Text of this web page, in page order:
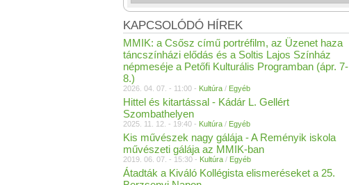
KAPCSOLÓDÓ HÍREK
MMIK: a Csősz című portréfilm, az Üzenet haza
táncszínházi elődás és a Soltis Lajos Színház
népmeséje a Petőfi Kulturális Programban (ápr. 7-
8.)
2026. 04. 07. - 11:00 - Kultúra / Egyéb
Hittel és kitartással - Kádár L. Gellért
Szombathelyen
2025. 11. 12. - 19:40 - Kultúra / Egyéb
Kis művészek nagy gálája - A Reményik iskola
művészeti gálája az MMIK-ban
2019. 06. 07. - 15:30 - Kultúra / Egyéb
Átadták a Kiváló Kollégista elismeréseket a 25.